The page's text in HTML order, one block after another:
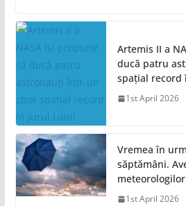
Artemis II a
ducă patru
spațial
1st April 2026
Vremea în
săptămâni.
meteorologilor
1st April 2026